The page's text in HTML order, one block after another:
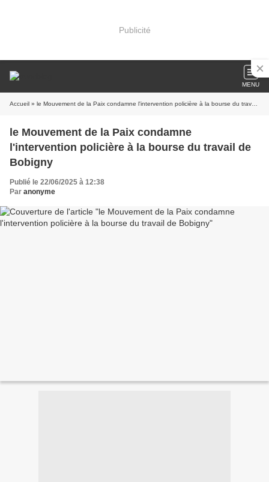
Publicité
MENU
Accueil » le Mouvement de la Paix condamne l'intervention policière à la bourse du travail de Bobigny
le Mouvement de la Paix condamne
l'intervention policière à la bourse du travail de
Bobigny
Publié le 22/06/2025 à 12:38
Par anonyme